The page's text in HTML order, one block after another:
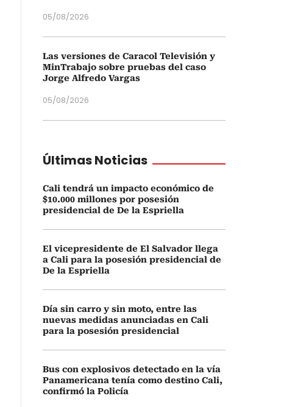
05/08/2026
Las versiones de Caracol Televisión y
MinTrabajo sobre pruebas del caso
Jorge Alfredo Vargas
05/08/2026
Últimas Noticias
Cali tendrá un impacto económico de
$10.000 millones por posesión
presidencial de De la Espriella
El vicepresidente de El Salvador llega
a Cali para la posesión presidencial de
De la Espriella
Día sin carro y sin moto, entre las
nuevas medidas anunciadas en Cali
para la posesión presidencial
Bus con explosivos detectado en la vía
Panamericana tenía como destino Cali,
confirmó la Policía